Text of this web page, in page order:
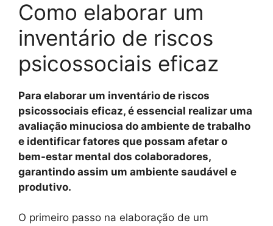
Como elaborar um
inventário de riscos
psicossociais eficaz
Para elaborar um inventário de riscos
psicossociais eficaz, é essencial realizar uma
avaliação minuciosa do ambiente de trabalho
e identificar fatores que possam afetar o
bem-estar mental dos colaboradores,
garantindo assim um ambiente saudável e
produtivo.
O primeiro passo na elaboração de um